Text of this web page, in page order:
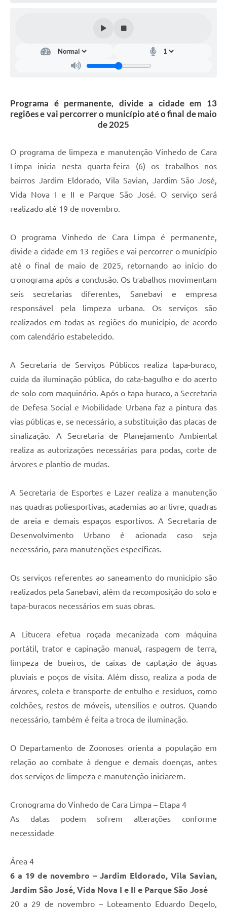
Sistema de Protocolo
Listagem dos CEPs de Vinhedo
Associação dos Servidores Públicos Municipais de
Audiências Públicas
Arquivos para Download
Contas Públicas
Legislação
Links Úteis
Programa é permanente, divide a cidade em 13
regiões e vai percorrer o município até o final de maio
de 2025
O programa de limpeza e manutenção Vinhedo de Cara
Limpa inicia nesta quarta-feira (6) os trabalhos nos
bairros Jardim Eldorado, Vila Savian, Jardim São José,
Vida Nova I e II e Parque São José. O serviço será
realizado até 19 de novembro.
O programa Vinhedo de Cara Limpa é permanente,
divide a cidade em 13 regiões e vai percorrer o município
até o final de maio de 2025, retornando ao início do
cronograma após a conclusão. Os trabalhos movimentam
seis secretarias diferentes, Sanebavi e empresa
responsável pela limpeza urbana. Os serviços são
realizados em todas as regiões do município, de acordo
com calendário estabelecido.
A Secretaria de Serviços Públicos realiza tapa-buraco,
cuida da iluminação pública, do cata-bagulho e do acerto
de solo com maquinário. Após o tapa-buraco, a Secretaria
de Defesa Social e Mobilidade Urbana faz a pintura das
vias públicas e, se necessário, a substituição das placas de
sinalização. A Secretaria de Planejamento Ambiental
realiza as autorizações necessárias para podas, corte de
árvores e plantio de mudas.
A Secretaria de Esportes e Lazer realiza a manutenção
nas quadras poliesportivas, academias ao ar livre, quadras
de areia e demais espaços esportivos. A Secretaria de
Desenvolvimento Urbano é acionada caso seja
necessário, para manutenções específicas.
Os serviços referentes ao saneamento do município são
realizados pela Sanebavi, além da recomposição do solo e
tapa-buracos necessários em suas obras.
A Litucera efetua roçada mecanizada com máquina
portátil, trator e capinação manual, raspagem de terra,
limpeza de bueiros, de caixas de captação de águas
pluviais e poços de visita. Além disso, realiza a poda de
árvores, coleta e transporte de entulho e resíduos, como
colchões, restos de móveis, utensílios e outros. Quando
necessário, também é feita a troca de iluminação.
O Departamento de Zoonoses orienta a população em
relação ao combate à dengue e demais doenças, antes
dos serviços de limpeza e manutenção iniciarem.
Cronograma do Vinhedo de Cara Limpa – Etapa 4
As datas podem sofrem alterações conforme
necessidade
Área 4
6 a 19 de novembro – Jardim Eldorado, Vila Savian,
Jardim São José, Vida Nova I e II e Parque São José
20 a 29 de novembro – Loteamento Eduardo Degelo,